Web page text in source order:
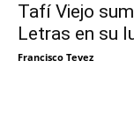
Tafí Viejo
Letras en su
Francisco Tevez